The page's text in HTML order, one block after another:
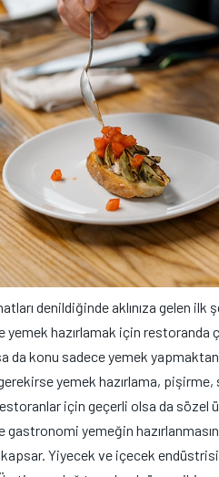
denildiğinde aklınıza gelen
yemek hazırlamak için restoranda
da konu sadece yemek
yemek hazırlama, pişirme,
için geçerli olsa da
gastronomi yemeğin
Yiyecek ve içecek